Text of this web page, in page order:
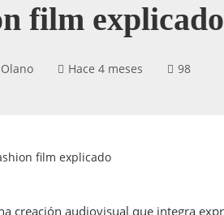
film explicado
Hace 4 meses 98
film explicado
creación audiovisual que integra